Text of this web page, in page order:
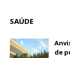
SAÚDE
de